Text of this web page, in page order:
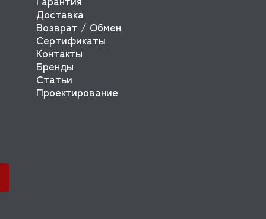
Доставка
Возврат / Обмен
Сертификаты
Контакты
Бренды
Статьи
Проектирование